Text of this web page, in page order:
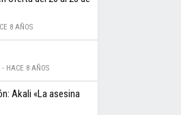
8 AÑOS
- HACE 8 AÑOS
Akali «La asesina